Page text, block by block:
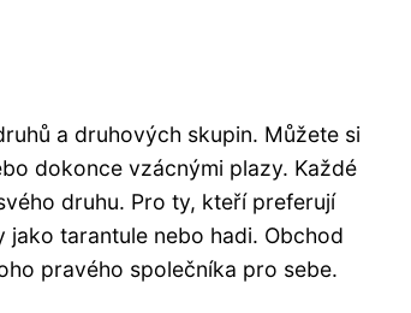
a druhových skupin. Můžete si
dokonce vzácnými plazy. Každé
druhu. Pro ty, kteří preferují
tarantule nebo hadi. Obchod
pravého společníka pro sebe.